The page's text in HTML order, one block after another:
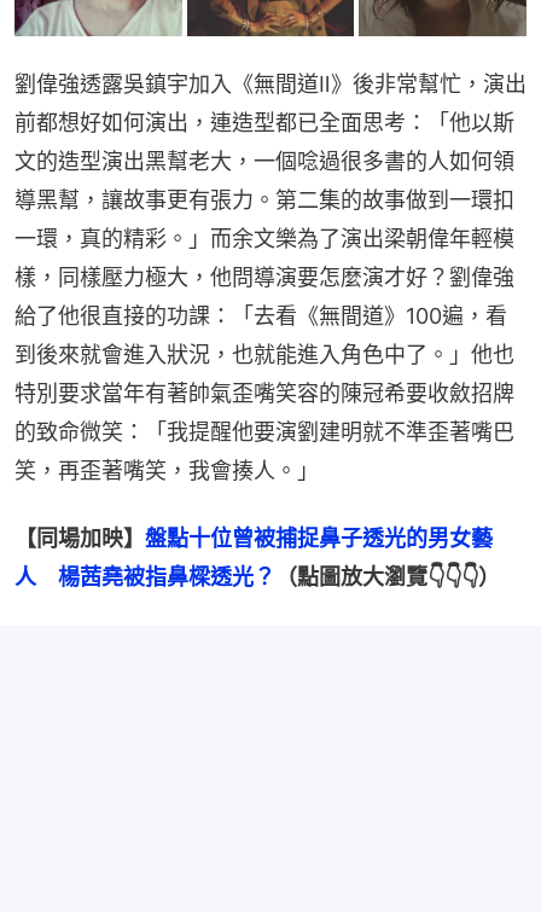
劉偉強透露吳鎮宇加入《無間道Ⅱ》後非常幫忙，演出
前都想好如何演出，連造型都已全面思考：「他以斯
文的造型演出黑幫老大，一個唸過很多書的人如何領
導黑幫，讓故事更有張力。第二集的故事做到一環扣
一環，真的精彩。」而余文樂為了演出梁朝偉年輕模
樣，同樣壓力極大，他問導演要怎麼演才好？劉偉強
給了他很直接的功課：「去看《無間道》100遍，看
到後來就會進入狀況，也就能進入角色中了。」他也
特別要求當年有著帥氣歪嘴笑容的陳冠希要收斂招牌
的致命微笑：「我提醒他要演劉建明就不準歪著嘴巴
笑，再歪著嘴笑，我會揍人。」
【同場加映】 盤點十位曾被捕捉鼻子透光的男女藝
人　楊茜堯被指鼻樑透光？
（點圖放大瀏覽👇👇👇）